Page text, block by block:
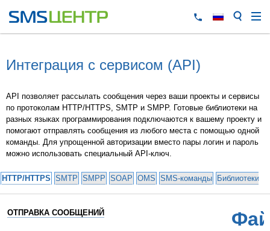
Интеграция с сервисом (API)
API позволяет рассылать сообщения через ваши проекты и сервисы
по протоколам HTTP/HTTPS, SMTP и SMPP. Готовые библиотеки на
разных языках программирования подключаются к вашему проекту и
помогают отправлять сообщения из любого места с помощью одной
команды. Для упрощенной авторизации вместо пары логин и пароль
можно использовать специальный API-ключ.
HTTP/HTTPS SMTP SMPP SOAP OMS SMS-команды Библиотеки
ОТПРАВКА СООБЩЕНИЙ